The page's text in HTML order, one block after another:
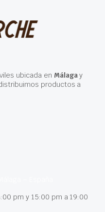
ubicada en Málagay
productos a
pm y 15:00 pm a 19:00